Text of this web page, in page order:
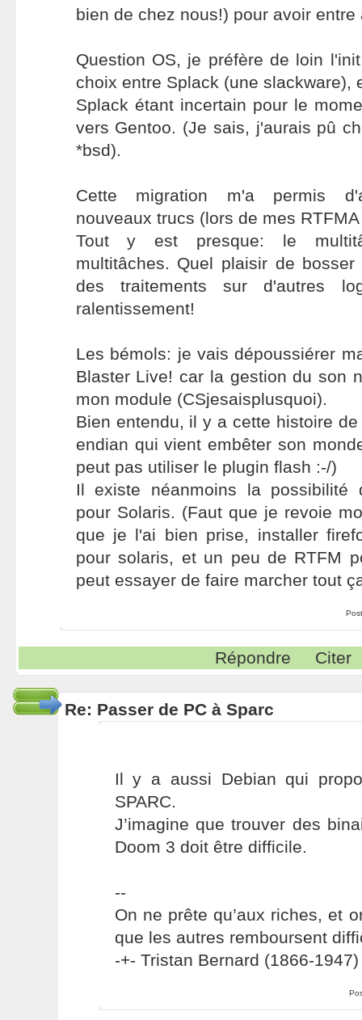
bien de chez nous!) pour avoir
Question OS, je préfère de loin
choix entre Splack (une slackware),
Splack étant incertain pour le
vers Gentoo. (Je sais, j'aurais pû
*bsd).
Cette migration m'a permis
nouveaux trucs (lors de mes
Tout y est presque: le
multitâches. Quel plaisir de
des traitements sur d'autres
ralentissement!
Les bémols: je vais dépoussiérer
Blaster Live! car la gestion du son
mon module (CSjesaisplusquoi).
Bien entendu, il y a cette histoire
endian qui vient embêter son
peut pas utiliser le plugin flash :-/)
Il existe néanmoins la possibilité
pour Solaris. (Faut que je revoie
que je l'ai bien prise, installer
pour solaris, et un peu de RTFM
peut essayer de faire marcher tout
Répondre Citer
Re: Passer de PC à Sparc
Il y a aussi Debian qui
SPARC.
J’imagine que trouver des
Doom 3 doit être difficile.
--
On ne prête qu’aux riches, et
que les autres remboursent
-+- Tristan Bernard (1866-1947)